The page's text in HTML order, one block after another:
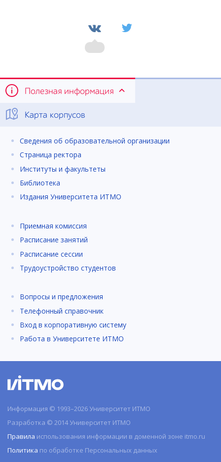
Полезная информация
Карта корпусов
Сведения об образовательной организации
Страница ректора
Институты и факультеты
Библиотека
Издания Университета ИТМО
Приемная комиссия
Расписание занятий
Расписание сессии
Трудоустройство студентов
Вопросы и предложения
Телефонный справочник
Вход в корпоративную систему
Работа в Университете ИТМО
Информация © 1993–2026 Университет ИТМО
Разработка © 2014 Университет ИТМО
Правила использования информации в доменной зоне itmo.ru
Политика по обработке Персональных данных